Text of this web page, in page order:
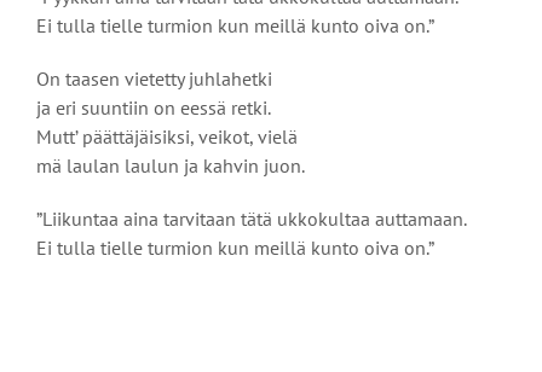
Ei tulla tielle turmion kun meillä kunto oiva on.”
On taasen vietetty juhlahetki
ja eri suuntiin on eessä retki.
Mutt’ päättäjäisiksi, veikot, vielä
mä laulan laulun ja kahvin juon.
”Liikuntaa aina tarvitaan tätä ukkokultaa auttamaan.
Ei tulla tielle turmion kun meillä kunto oiva on.”